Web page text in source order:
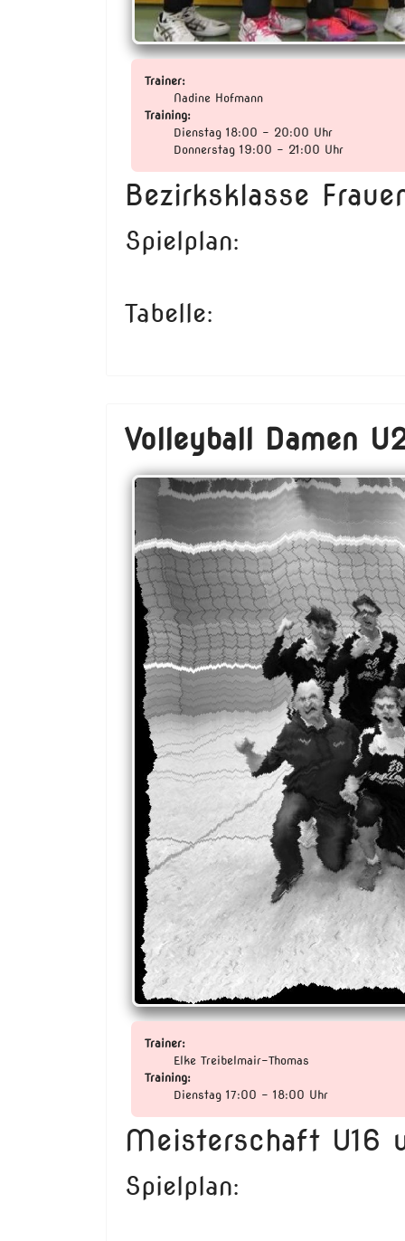
Trainer:
Nadine Hofmann
Training:
Dienstag 18:00 - 20:00 Uhr
Donnerstag 19:00 - 21:00 Uhr
Bezirksklasse
Spielplan:
Tabelle:
Volleyball Damen
Trainer:
Elke Treibelmair-Thomas
Training:
Dienstag 17:00 - 18:00 Uhr
Meisterschaft U16
Spielplan: